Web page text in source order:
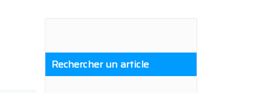
Rechercher un article